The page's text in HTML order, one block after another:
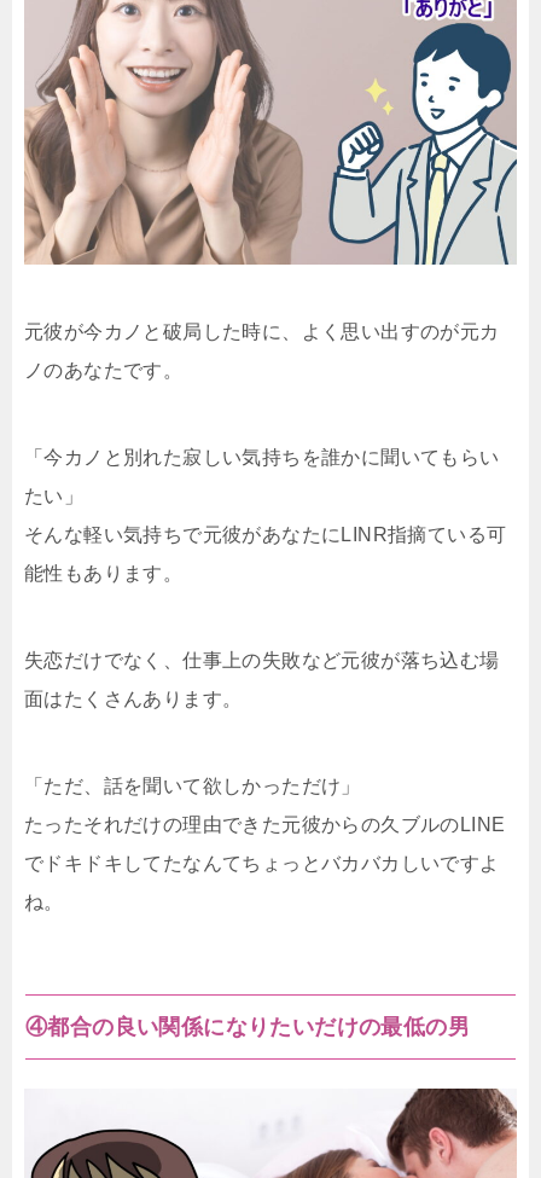
元彼が今カノと破局した時に、よく思い出すのが元カ
ノのあなたです。
「今カノと別れた寂しい気持ちを誰かに聞いてもらい
たい」
そんな軽い気持ちで元彼があなたにLINR指摘ている可
能性もあります。
失恋だけでなく、仕事上の失敗など元彼が落ち込む場
面はたくさんあります。
「ただ、話を聞いて欲しかっただけ」
たったそれだけの理由できた元彼からの久ブルのLINE
でドキドキしてたなんてちょっとバカバカしいですよ
ね。
④都合の良い関係になりたいだけの最低の男